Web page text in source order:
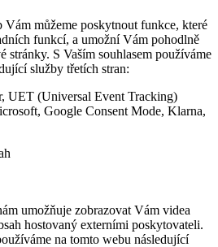
Vám můžeme poskytnout funkce, které
funkcí, a umožní Vám pohodlně
stránky. S Vaším souhlasem používáme
služby třetích stran:
UET (Universal Event Tracking)
Google Consent Mode, Klarna,
umožňuje zobrazovat Vám videa
hostovaný externími poskytovateli.
na tomto webu následující